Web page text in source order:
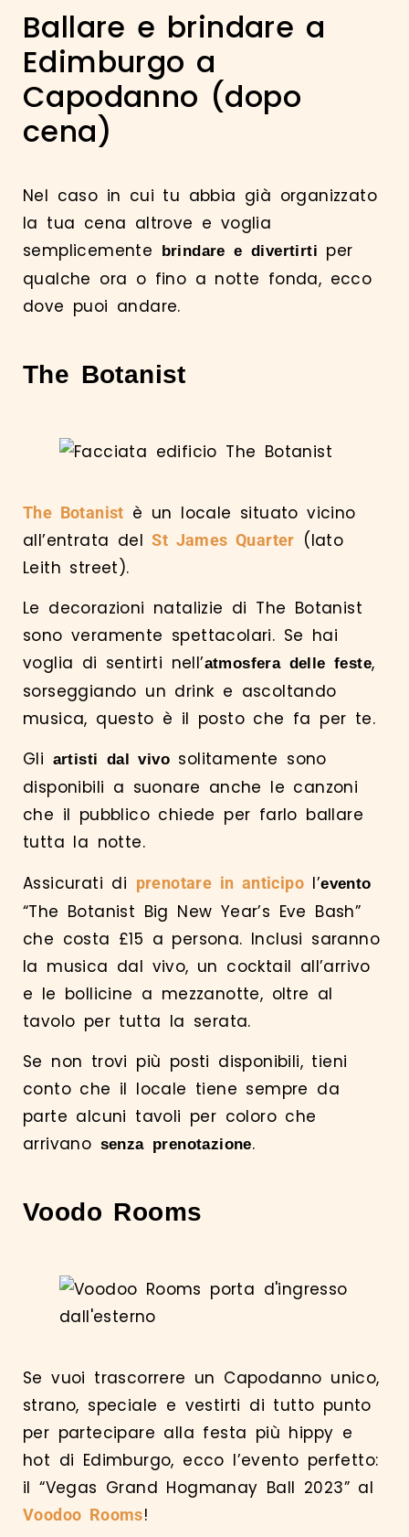
Ballare e brindare a
Edimburgo a
Capodanno (dopo
cena)
Nel caso in cui tu abbia già organizzato
la tua cena altrove e voglia
semplicemente
brindare e divertirti per
qualche ora o fino a notte fonda, ecco
dove puoi andare.
The Botanist
The Botanist è un locale situato vicino
all’entrata delSt James Quarter (lato
Leith street).
Le decorazioni natalizie di The Botanist
sono veramente spettacolari. Se hai
voglia di sentirti nell’atmosfera delle feste,
sorseggiando un drink e ascoltando
musica, questo è il posto che fa per te.
Gli artisti dal vivo solitamente sono
disponibili a suonare anche le canzoni
che il pubblico chiede per farlo ballare
tutta la notte.
Assicurati di prenotare in anticipo l’evento
“The Botanist Big New Year’s Eve Bash”
che costa £15 a persona. Inclusi saranno
la musica dal vivo, un cocktail all’arrivo
e le bollicine a mezzanotte, oltre al
tavolo per tutta la serata.
Se non trovi più posti disponibili, tieni
conto che il locale tiene sempre da
parte alcuni tavoli per coloro che
arrivano senza prenotazione.
Voodo Rooms
Se vuoi trascorrere un Capodanno unico,
strano, speciale e vestirti di tutto punto
per partecipare alla festa più hippy e
hot di Edimburgo, ecco l’evento perfetto:
il “Vegas Grand Hogmanay Ball 2023” al
Voodoo Rooms!